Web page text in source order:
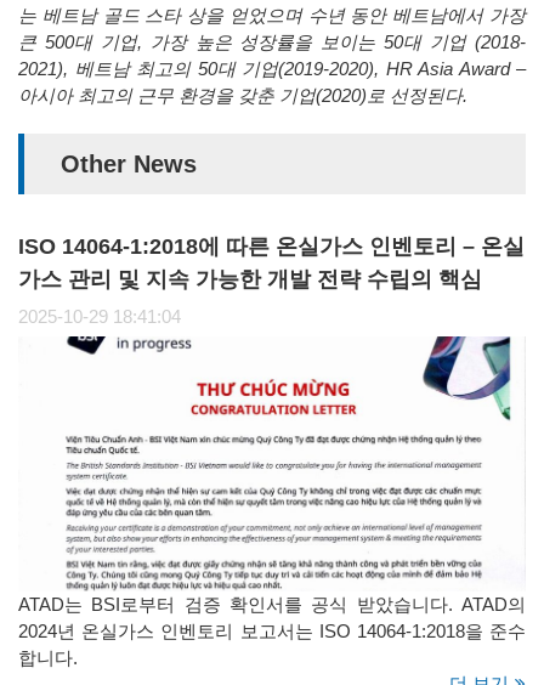
는 베트남 골드 스타 상을 얻었으며 수년 동안 베트남에서 가장
큰 500대 기업, 가장 높은 성장률을 보이는 50대 기업(2018-
2021), 베트남 최고의50대 기업(2019-2020), HR Asia Award –
아시아 최고의 근무 환경을 갖춘 기업(2020)로 선정된다.
Other News
ISO 14064-1:2018에 따른 온실가스 인벤토리 – 온실
가스 관리 및 지속 가능한 개발 전략 수립의 핵심
2025-10-29 18:41:04
ATAD는 BSI로부터 검증 확인서를 공식 받았습니다. ATAD의
2024년 온실가스 인벤토리 보고서는 ISO 14064-1:2018을 준수
합니다.